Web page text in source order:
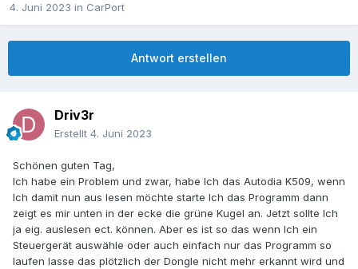
4. Juni 2023 in CarPort
Antwort erstellen
Driv3r
Erstellt 4. Juni 2023
Schönen guten Tag,
Ich habe ein Problem und zwar, habe Ich das Autodia K509, wenn
Ich damit nun aus lesen möchte starte Ich das Programm dann
zeigt es mir unten in der ecke die grüne Kugel an. Jetzt sollte Ich
ja eig. auslesen ect. können. Aber es ist so das wenn Ich ein
Steuergerät auswähle oder auch einfach nur das Programm so
laufen lasse das plötzlich der Dongle nicht mehr erkannt wird und